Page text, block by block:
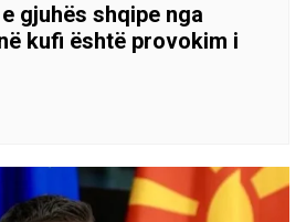
gjuhës shqipe nga
kufi është provokim i